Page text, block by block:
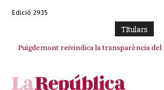
Edició 2935
TItulars
Puigdemont reivindica la transparència